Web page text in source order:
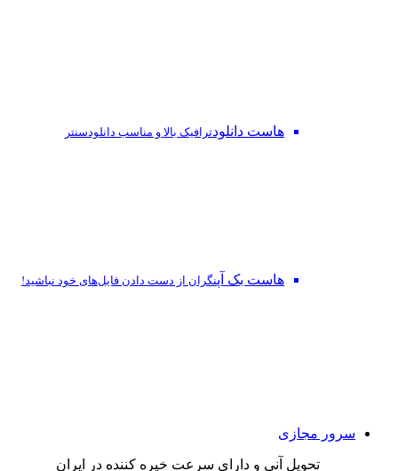
هاست دانلودترافیک بالا و مناسب دانلودسنتر
هاست بک آپنگران از دست‌ دادن فایل‌های خود نباشید!
سرور مجازی
تحویل آنی و دارای سرعت خیره کننده در ایران